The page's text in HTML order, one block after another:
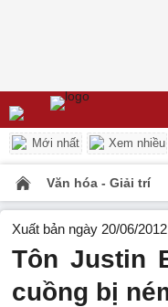
Mới nhất Xem nhiều
Văn hóa - Giải trí
Xuất bản ngày 20/06/
Tôn Justin
cuồng bị